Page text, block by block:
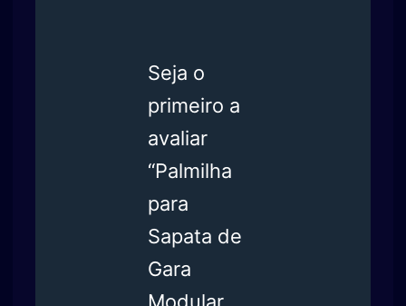
Seja o
primeiro a
avaliar
“Palmilha
para
Sapata de
Gara